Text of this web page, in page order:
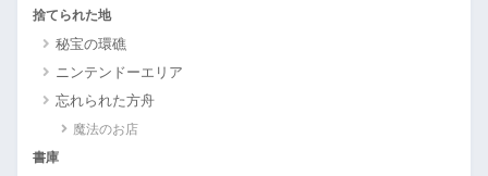
捨てられた地
秘宝の環礁
ニンテンドーエリア
忘れられた方舟
魔法のお店
書庫